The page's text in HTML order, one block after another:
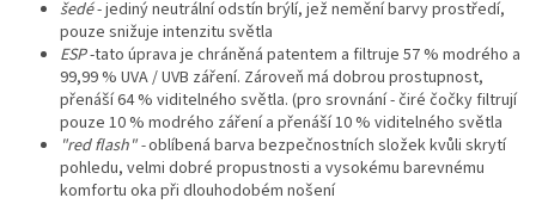
šedé- jediný neutrální odstín brýlí, jež nemění barvy prostředí,
pouze snižuje intenzitu světla
ESP-tato úprava je chráněná patentem a filtruje 57 % modrého a
99,99 % UVA / UVB záření. Zároveň má dobrou prostupnost,
přenáší 64 % viditelného světla. (pro srovnání - čiré čočky filtrují
pouze 10 % modrého záření a přenáší 10 % viditelného světla
"red flash" -oblíbená barva bezpečnostních složek kvůli skrytí
pohledu, velmi dobré propustnosti a vysokému barevnému
komfortu oka při dlouhodobém nošení